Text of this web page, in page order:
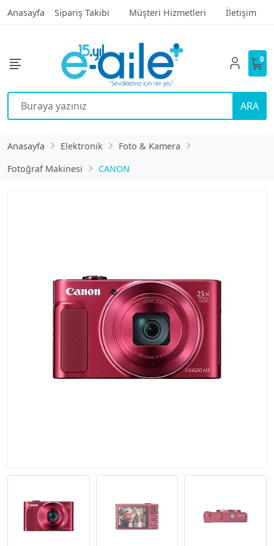
Anasayfa Sipariş Takibi Müşteri Hizmetleri İletişim
ARA
0
Anasayfa Elektronik
Foto & Kamera
Fotoğraf Makinesi
CANON